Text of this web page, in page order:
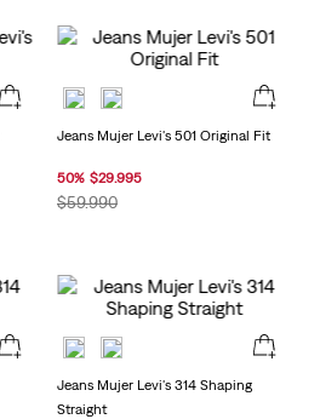
Jeans Mujer Levi's 501 Original Fit
50% $29.995
$59.990
Jeans Mujer Levi's 314 Shaping
Straight